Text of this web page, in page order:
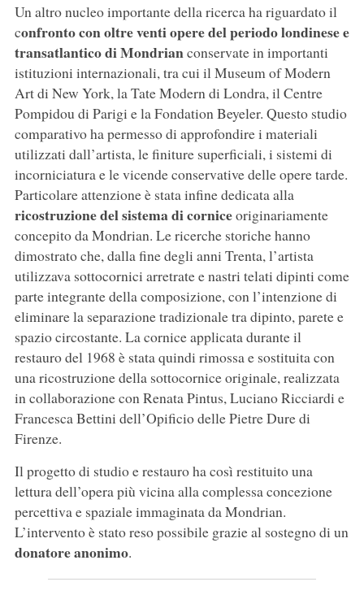
Un altro nucleo importante della ricerca ha riguardato il
confronto con oltre venti opere del periodo londinese e
transatlantico di Mondrianconservate in importanti
istituzioni internazionali, tra cui il Museum of Modern
Art di New York, la Tate Modern di Londra, il Centre
Pompidou di Parigi e la Fondation Beyeler. Questo studio
comparativo ha permesso di approfondire i materiali
utilizzati dall’artista, le finiture superficiali, i sistemi di
incorniciatura e le vicende conservative delle opere tarde.
Particolare attenzione è stata infine dedicata alla
ricostruzione del sistema di corniceoriginariamente
concepito da Mondrian. Le ricerche storiche hanno
dimostrato che, dalla fine degli anni Trenta, l’artista
utilizzava sottocornici arretrate e nastri telati dipinti come
parte integrante della composizione, con l’intenzione di
eliminare la separazione tradizionale tra dipinto, parete e
spazio circostante. La cornice applicata durante il
restauro del 1968 è stata quindi rimossa e sostituita con
una ricostruzione della sottocornice originale, realizzata
in collaborazione con Renata Pintus, Luciano Ricciardi e
Francesca Bettini dell’Opificio delle Pietre Dure di
Firenze.
Il progetto di studio e restauro ha così restituito una
lettura dell’opera più vicina alla complessa concezione
percettiva e spaziale immaginata da Mondrian.
L’intervento è stato reso possibile grazie al sostegno di un
donatore anonimo.